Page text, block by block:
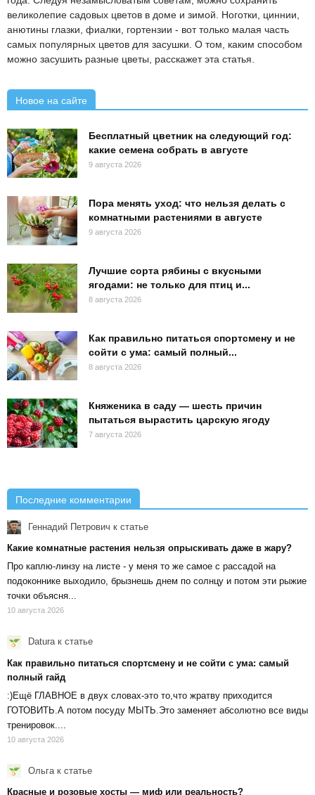
великолепие садовых цветов в доме и зимой. Ноготки, циннии,
анютины глазки, фиалки, гортензии - вот только малая часть
самых популярных цветов для засушки. О том, каким способом
можно засушить разные цветы, расскажет эта статья.
Новое на сайте
Бесплатный цветник на следующий год:
какие семена собрать в августе
9 августа 2026
Пора менять уход: что нельзя делать с
комнатными растениями в августе
9 августа 2026
Лучшие сорта рябины с вкусными
ягодами: не только для птиц и...
8 августа 2026
Как правильно питаться спортсмену и не
сойти с ума: самый полный...
8 августа 2026
Княженика в саду — шесть причин
пытаться вырастить царскую ягоду
7 августа 2026
Последние комментарии
Геннадий Петрович к статье
Какие комнатные растения нельзя опрыскивать даже в жару?
Про каплю-линзу на листе - у меня то же самое с рассадой на
подоконнике выходило, брызнешь днем по солнцу и потом эти рыжие
точки объясня...
10 августа 2026
Daturaк статье
Как правильно питаться спортсмену и не сойти с ума: самый
полный гайд
:)Ещё ГЛАВНОЕ в двух словах-это то,что жратву приходится
ГОТОВИТЬ.А потом посуду МЫТЬ.Это заменяет абсолютно все виды
тренировок....
10 августа 2026
Ольга к статье
Красные и розовые хосты — миф или реальность?